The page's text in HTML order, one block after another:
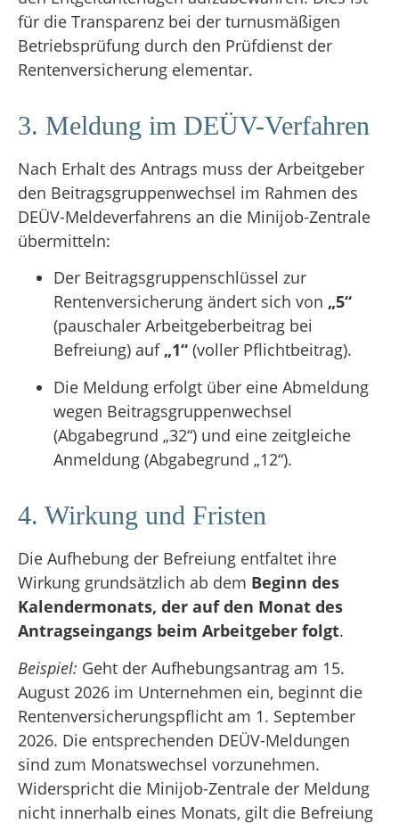
für die Transparenz bei der turnusmäßigen
Betriebsprüfung durch den Prüfdienst der
Rentenversicherung elementar.
3. Meldung im DEÜV-Verfahren
Nach Erhalt des Antrags muss der Arbeitgeber
den Beitragsgruppenwechsel im Rahmen des
DEÜV-Meldeverfahrens an die Minijob-Zentrale
übermitteln:
Der Beitragsgruppenschlüssel zur
Rentenversicherung ändert sich von „5“
(pauschaler Arbeitgeberbeitrag bei
Befreiung) auf „1“ (voller Pflichtbeitrag).
Die Meldung erfolgt über eine Abmeldung
wegen Beitragsgruppenwechsel
(Abgabegrund „32“) und eine zeitgleiche
Anmeldung (Abgabegrund „12“).
4. Wirkung und Fristen
Die Aufhebung der Befreiung entfaltet ihre
Wirkung grundsätzlich ab dem Beginn des
Kalendermonats, der auf den Monat des
Antragseingangs beim Arbeitgeber folgt.
Beispiel: Geht der Aufhebungsantrag am 15.
August 2026 im Unternehmen ein, beginnt die
Rentenversicherungspflicht am 1. September
2026. Die entsprechenden DEÜV-Meldungen
sind zum Monatswechsel vorzunehmen.
Widerspricht die Minijob-Zentrale der Meldung
nicht innerhalb eines Monats, gilt die Befreiung